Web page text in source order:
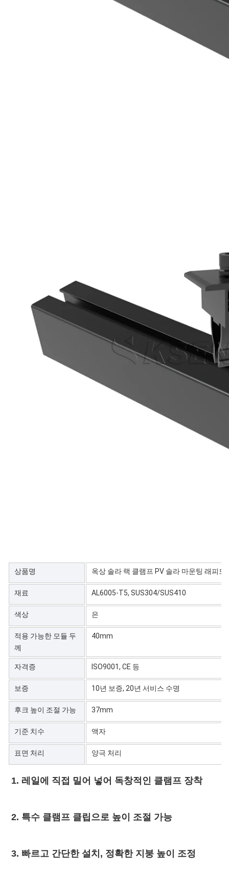
상품명 옥상 솔라 랙 클램프 PV 솔라 마운팅 래피
재료 AL6005-T5, SUS304/SUS410
색상 은
적용 가능한 모듈 두
께
40mm
자격증 ISO9001, CE 등
보증 10년 보증, 20년 서비스 수명
후크 높이 조절 가능 37mm
기준 치수 액자
표면 처리 양극 처리
1. 레일에 직접 밀어 넣어 독창적인 클램프 장착
2. 특수 클램프 클립으로 높이 조절 가능
3. 빠르고 간단한 설치, 정확한 지붕 높이 조정